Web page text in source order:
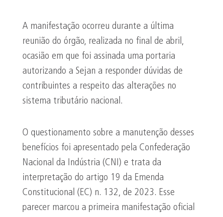
A manifestação ocorreu durante a última
reunião do órgão, realizada no final de abril,
ocasião em que foi assinada uma portaria
autorizando a Sejan a responder dúvidas de
contribuintes a respeito das alterações no
sistema tributário nacional.
O questionamento sobre a manutenção desses
benefícios foi apresentado pela Confederação
Nacional da Indústria (CNI) e trata da
interpretação do artigo 19 da Emenda
Constitucional (EC) n. 132, de 2023. Esse
parecer marcou a primeira manifestação oficial